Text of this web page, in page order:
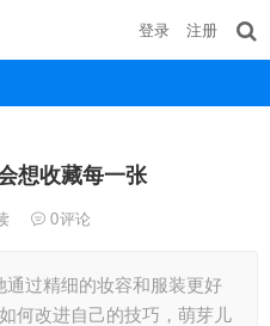
登录 注册
想收藏每一张
0评论
过精细的妆容和服装更好
何改进自己的技巧，萌芽儿